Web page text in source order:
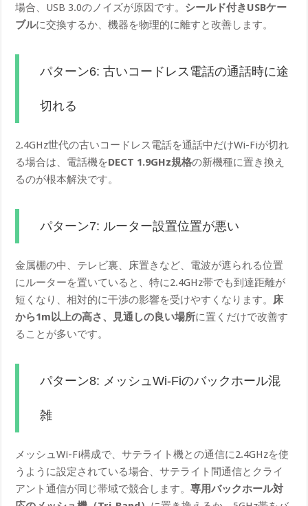
場合、USB 3.0のノイズが原因です。 シールド付きUSBケー
ブルに交換するか、機器を物理的に離すと改善します。
パターン6: 古いコードレス電話の通話時に途
切れる
2.4GHz世代の古いコードレス電話を通話中だけWi-Fiが切れ
る場合は、電話機をDECT 1.9GHz規格の新機種に置き換え
るのが根本解決です。
パターン7: ルーター設置位置が悪い
金属棚の中、テレビ裏、床置きなど、電波が遮られる位置
にルーターを置いていると、特に2.4GHz帯でも到達距離が
短くなり、相対的に干渉の影響を受けやすくなります。 床
から1m以上の高さ、見通しの良い場所に置くだけで改善す
ることが多いです。
パターン8: メッシュWi-Fiのバックホール混
雑
メッシュWi-Fi構成で、サテライト機との通信に2.4GHzを使
うように設定されている場合、サテライト間通信とクライ
アント通信が同じ帯域で競合します。専用バックホール対